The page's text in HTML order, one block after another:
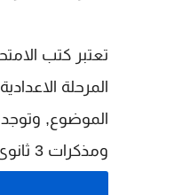
تعتبر كتب
المرحلة
الموضوع,
ومذكرات 3 ثانوى من خلال موقعنا.